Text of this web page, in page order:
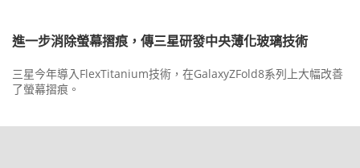
進一步消除螢幕摺痕，傳三星研發中央薄化玻璃技術
三星今年導入FlexTitanium技術，在GalaxyZFold8系列上大幅改善
了螢幕摺痕。